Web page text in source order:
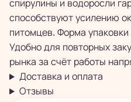
спирулины и водоросли
способствуют усилению
питомцев. Форма
Удобно для повторных
рынка за счёт работы
Доставка и оплата
Отзывы